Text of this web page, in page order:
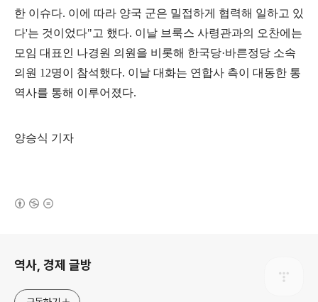
한 이슈다. 이에 따라 양국 군은 밀접하게 협력해 일하고 있
다'는 것이었다"고 했다. 이날 브룩스 사령관과의 오찬에는
모임 대표인 나경원 의원을 비롯해 한국당·바른정당 소속
의원 12명이 참석했다. 이날 대화는 연합사 측이 대동한 통
역사를 통해 이루어졌다.
양승식 기자
역사, 경제 글방